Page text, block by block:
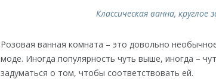
Классическая ванна, круглое
Розовая ванная комната – это довольно
моде. Иногда популярность чуть выше, иногда –
задуматься о том, чтобы соответствовать ей.